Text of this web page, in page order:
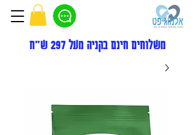
משלוחים חינם בקניה מעל 297 ש"ח